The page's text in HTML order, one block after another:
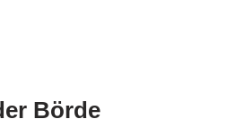
Börde